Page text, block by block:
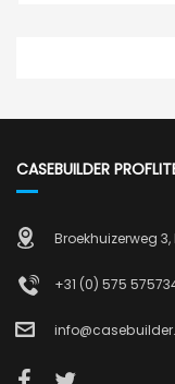
CASEBUILDER
Broekhuizerweg 3,
+31 (0) 575